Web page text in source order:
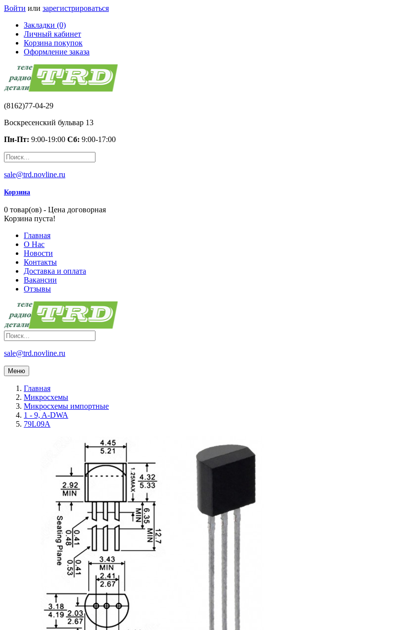
Войти или зарегистрироваться
Закладки (0)
Личный кабинет
Корзина покупок
Оформление заказа
(8162)77-04-29
Воскресенский бульвар 13
Пн-Пт: 9:00-19:00 Сб: 9:00-17:00
sale@trd.novline.ru
Корзина
0 товар(ов) - Цена договорная
Корзина пуста!
Главная
О Нас
Новости
Контакты
Доставка и оплата
Вакансии
Отзывы
sale@trd.novline.ru
Меню
Главная
Микросхемы
Микросхемы импортные
1 - 9, A-DWA
79L09A